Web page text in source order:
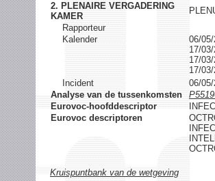
2. PLENAIRE VERGADERING
KAMER
Rapporteur
Kalender
06/
17/
17/
17/
Incident
06/
Analyse van de tussenkomsten
Eurovoc-hoofddescriptor
Eurovoc descriptoren
Kruispuntbank van de wetgeving